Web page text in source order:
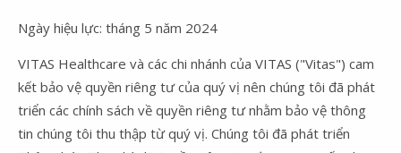
Chuyên gia chăm sóc sức
khỏe
Gia đình và người chăm sóc
Ngày hiệu lực: tháng 5 năm 2024
VITAS Healthcare và các chi nhánh của VITAS ("Vitas") cam
kết bảo vệ quyền riêng tư của quý vị nên chúng tôi đã phát
triển các chính sách về quyền riêng tư nhằm bảo vệ thông
tin chúng tôi thu thập từ quý vị. Chúng tôi đã phát triển